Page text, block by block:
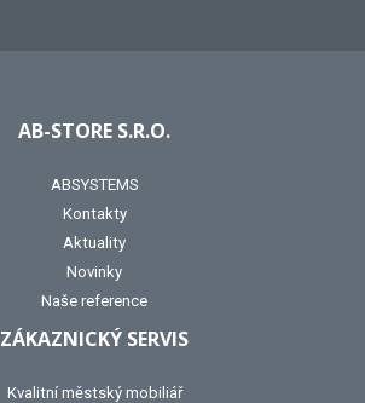
AB-STORE S.R.O.
ABSYSTEMS
Kontakty
Aktuality
Novinky
Naše reference
ZÁKAZNICKÝ SERVIS
Kvalitní městský mobiliář